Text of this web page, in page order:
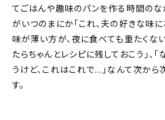
てごはんや趣味のパンを作る時間のな
がいつのまにか「これ、夫の好きな味に
味が薄い方が、夜に食べても重たくな
たらちゃんとレシピに残しておこう」、
うけど、これはこれで…」なんて次から
す。